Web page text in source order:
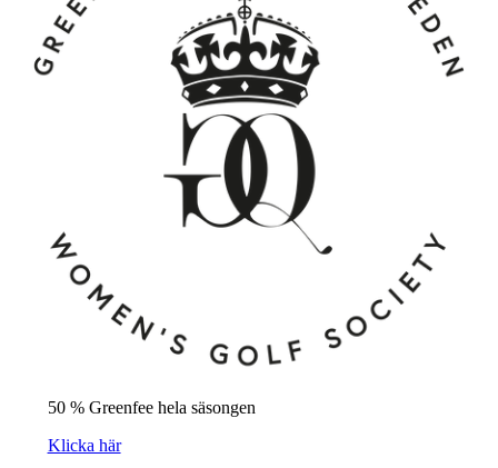
50 % Greenfee hela säsongen
Klicka här